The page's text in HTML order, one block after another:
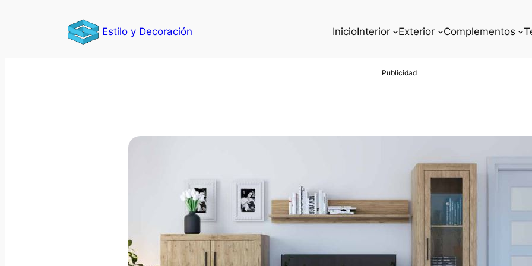
Estilo y Decoración InicioInterior Exterior Complementos